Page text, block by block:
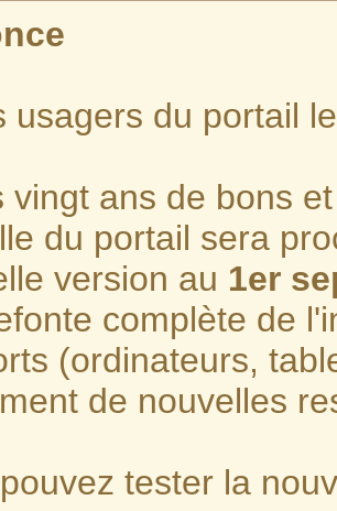
usagers du portail
vingt ans de bons
du portail sera
version au 1er
complète de
(ordinateurs,
de nouvelles
tester la